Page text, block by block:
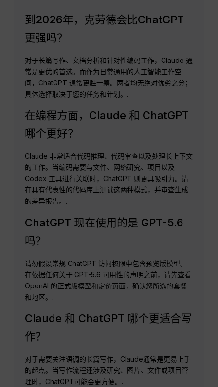
到2026年，克劳德会比ChatGPT
更强吗？
对于长篇写作、文档分析和针对性编码工作，Claude 通
常是更优的首选。而作为日常通用的人工智能工作空
间，ChatGPT 通常更胜一筹。两者均无绝对优劣之分；
具体选择取决于您的任务和计划。.
在编程方面，Claude 和 ChatGPT
哪个更好？
Claude 非常适合代码推理、代码审查以及处理长上下文
的工作。当编码需要与文件、网络研究、项目以及
Codex 工具进行关联时，ChatGPT 则更具吸引力。请
在具有代表性的代码库上测试这两种模式，并审查生成
的差异报告。.
ChatGPT 现在使用的是 GPT-5.6
吗？
请勿假设常规 ChatGPT 访问权限中包含预览版模型。
在依据任何关于 GPT-5.6 可用性的声明之前，请先查看
OpenAI 的正式版模型和定价页面，确认您所选的套餐
和地区。.
Claude 和 ChatGPT 哪个更适合写
作？
对于需要关注语调的长篇写作，Claude通常是更易上手
的起点。当写作流程还涉及研究、图片、文件或项目管
理时，ChatGPT可能会更方便。.